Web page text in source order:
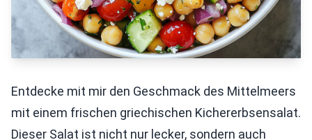
Entdecke mit mir den Geschmack des Mittelmeers
mit einem frischen griechischen Kichererbsensalat.
Dieser Salat ist nicht nur lecker, sondern auch